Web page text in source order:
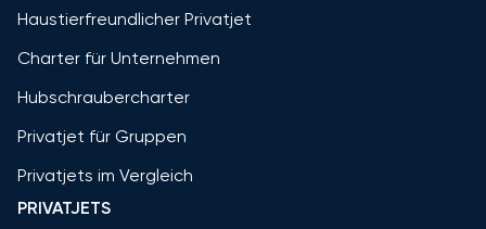
Haustierfreundlicher Privatjet
Charter für Unternehmen
Hubschraubercharter
Privatjet für Gruppen
Privatjets im Vergleich
PRIVATJETS